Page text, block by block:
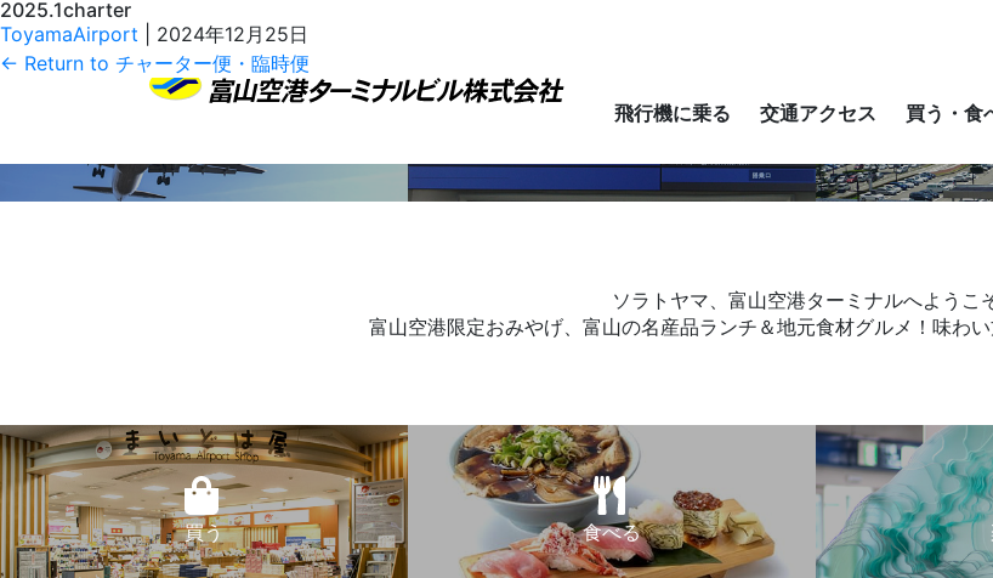
飛行機に乗る 交通アクセス 買う・食
2025.1charter
ToyamaAirport
2024年12月25日
← Return to チャーター便・臨時便
2025.1charter.pdf
ソラトヤマ、富山空港ターミナルへようこそ
富山空港限定おみやげ、富山の名産品ランチ＆地元食材グルメ！味わい
買う 食べる